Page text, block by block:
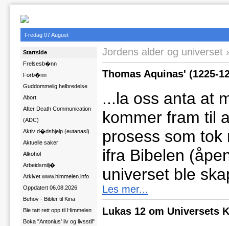
Fredag 07 August
Startside
Frelsesb�nn
Forb�nn
Guddommelig helbredelse
Abort
After Death Communication
(ADC)
Aktiv d�dshjelp (eutanasi)
Aktuelle saker
Alkohol
Arbeidsmilj�
Arkivet www.himmelen.info
Oppdatert 06.08.2026
Behov - Bibler til Kina
Ble tatt rett opp til Himmelen
Boka "Antonius' liv og livsstil"
Jordens alder og universet
Thomas Aquinas' (1225-
...la oss anta at
kommer fram til
prosess som
ifra Bibelen
universet ble
Les mer...
Lukas 12 om Universets